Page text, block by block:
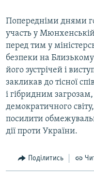
Попередніми днями
участь у
перед тим у
безпеки на
його зустрічей і
закликав до тісної
і гібридним загрозам,
демократичного
посилити
дії проти України.
Поділитись